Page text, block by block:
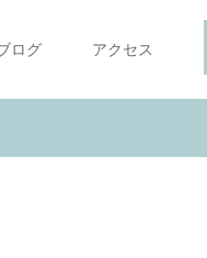
ログ アクセス